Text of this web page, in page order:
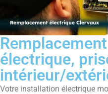
électrique,
intérieur/
Votre installation électrique